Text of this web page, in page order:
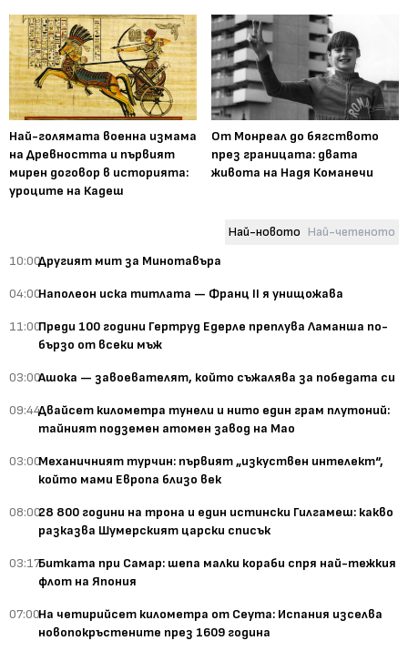
Най-голямата военна измама
на Древността и първият
мирен договор в историята:
уроците на Кадеш
От Монреал до бягството
през границата: двата
живота на Надя Команечи
Най-новото Най-четеното
10:00Другият мит за Минотавъра
04:00Наполеон иска титлата — Франц II я унищожава
11:00Преди 100 години Гертруд Едерле преплува Ламанша по-
бързо от всеки мъж
03:00Ашока — завоевателят, който съжалява за победата си
09:44Двайсет километра тунели и нито един грам плутоний:
тайният подземен атомен завод на Мао
03:00Механичният турчин: първият „изкуствен интелект“,
който мами Европа близо век
08:0028 800 години на трона и един истински Гилгамеш: какво
разказва Шумерският царски списък
03:17Битката при Самар: шепа малки кораби спря най-тежкия
флот на Япония
07:00На четирийсет километра от Сеута: Испания изселва
новопокръстените през 1609 година